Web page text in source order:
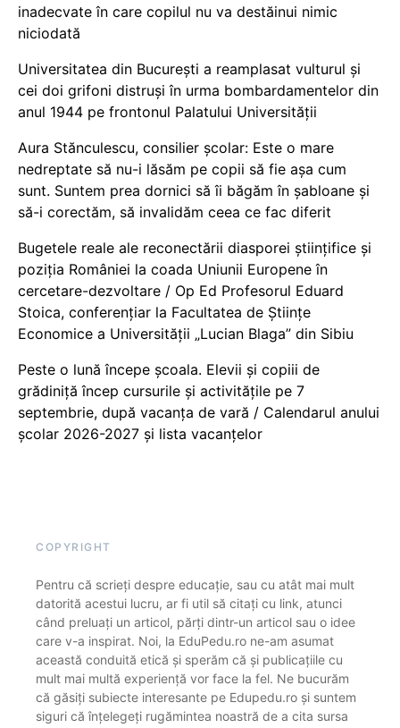
inadecvate în care copilul nu va destăinui nimic
niciodată
Universitatea din București a reamplasat vulturul și
cei doi grifoni distruși în urma bombardamentelor din
anul 1944 pe frontonul Palatului Universității
Aura Stănculescu, consilier școlar: Este o mare
nedreptate să nu-i lăsăm pe copii să fie așa cum
sunt. Suntem prea dornici să îi băgăm în șabloane și
să-i corectăm, să invalidăm ceea ce fac diferit
Bugetele reale ale reconectării diasporei științifice și
poziția României la coada Uniunii Europene în
cercetare-dezvoltare / Op Ed Profesorul Eduard
Stoica, conferențiar la Facultatea de Științe
Economice a Universității „Lucian Blaga” din Sibiu
Peste o lună începe școala. Elevii și copiii de
grădiniță încep cursurile și activitățile pe 7
septembrie, după vacanța de vară / Calendarul anului
școlar 2026-2027 și lista vacanțelor
COPYRIGHT
Pentru că scrieți despre educație, sau cu atât mai mult
datorită acestui lucru, ar fi util să citați cu link, atunci
când preluați un articol, părți dintr-un articol sau o idee
care v-a inspirat. Noi, la EduPedu.ro ne-am asumat
această conduită etică și sperăm că și publicațiile cu
mult mai multă experiență vor face la fel. Ne bucurăm
că găsiți subiecte interesante pe Edupedu.ro și suntem
siguri că înțelegeți rugămintea noastră de a cita sursa